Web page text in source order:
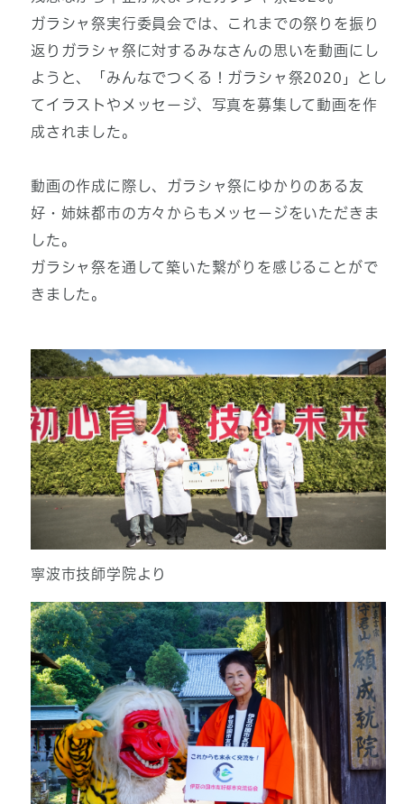
ガラシャ祭実行委員会では、これまでの祭りを振り
返りガラシャ祭に対するみなさんの思いを動画にし
ようと、「みんなでつくる！ガラシャ祭2020」とし
てイラストやメッセージ、写真を募集して動画を作
成されました。
動画の作成に際し、ガラシャ祭にゆかりのある友
好・姉妹都市の方々からもメッセージをいただきま
した。
ガラシャ祭を通して築いた繋がりを感じることがで
きました。
寧波市技師学院より